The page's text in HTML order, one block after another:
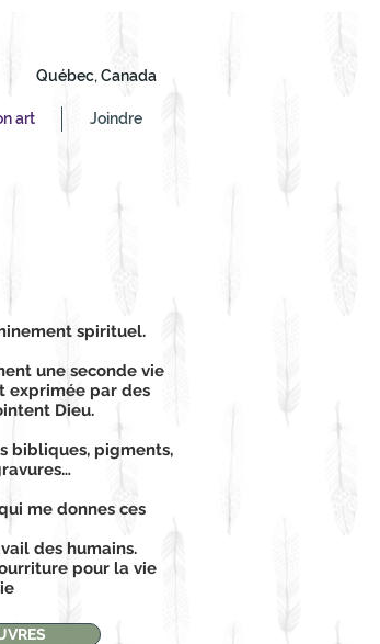
Québec, Canada
art Joindre
spirituel.
une seconde vie
exprimée par des
Dieu.
bibliques, pigments,
me donnes ces
des humains.
pour la vie